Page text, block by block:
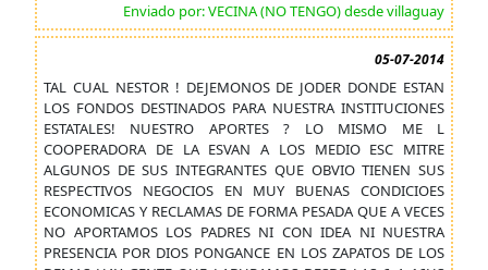
Enviado por: VECINA (NO TENGO) desde villaguay
05-07-2014
TAL CUAL NESTOR ! DEJEMONOS DE JODER DONDE ESTAN
LOS FONDOS DESTINADOS PARA NUESTRA INSTITUCIONES
ESTATALES! NUESTRO APORTES ? LO MISMO ME L
COOPERADORA DE LA ESVAN A LOS MEDIO ESC MITRE
ALGUNOS DE SUS INTEGRANTES QUE OBVIO TIENEN SUS
RESPECTIVOS NEGOCIOS EN MUY BUENAS CONDICIOES
ECONOMICAS Y RECLAMAS DE FORMA PESADA QUE A VECES
NO APORTAMOS LOS PADRES NI CON IDEA NI NUESTRA
PRESENCIA POR DIOS PONGANCE EN LOS ZAPATOS DE LOS